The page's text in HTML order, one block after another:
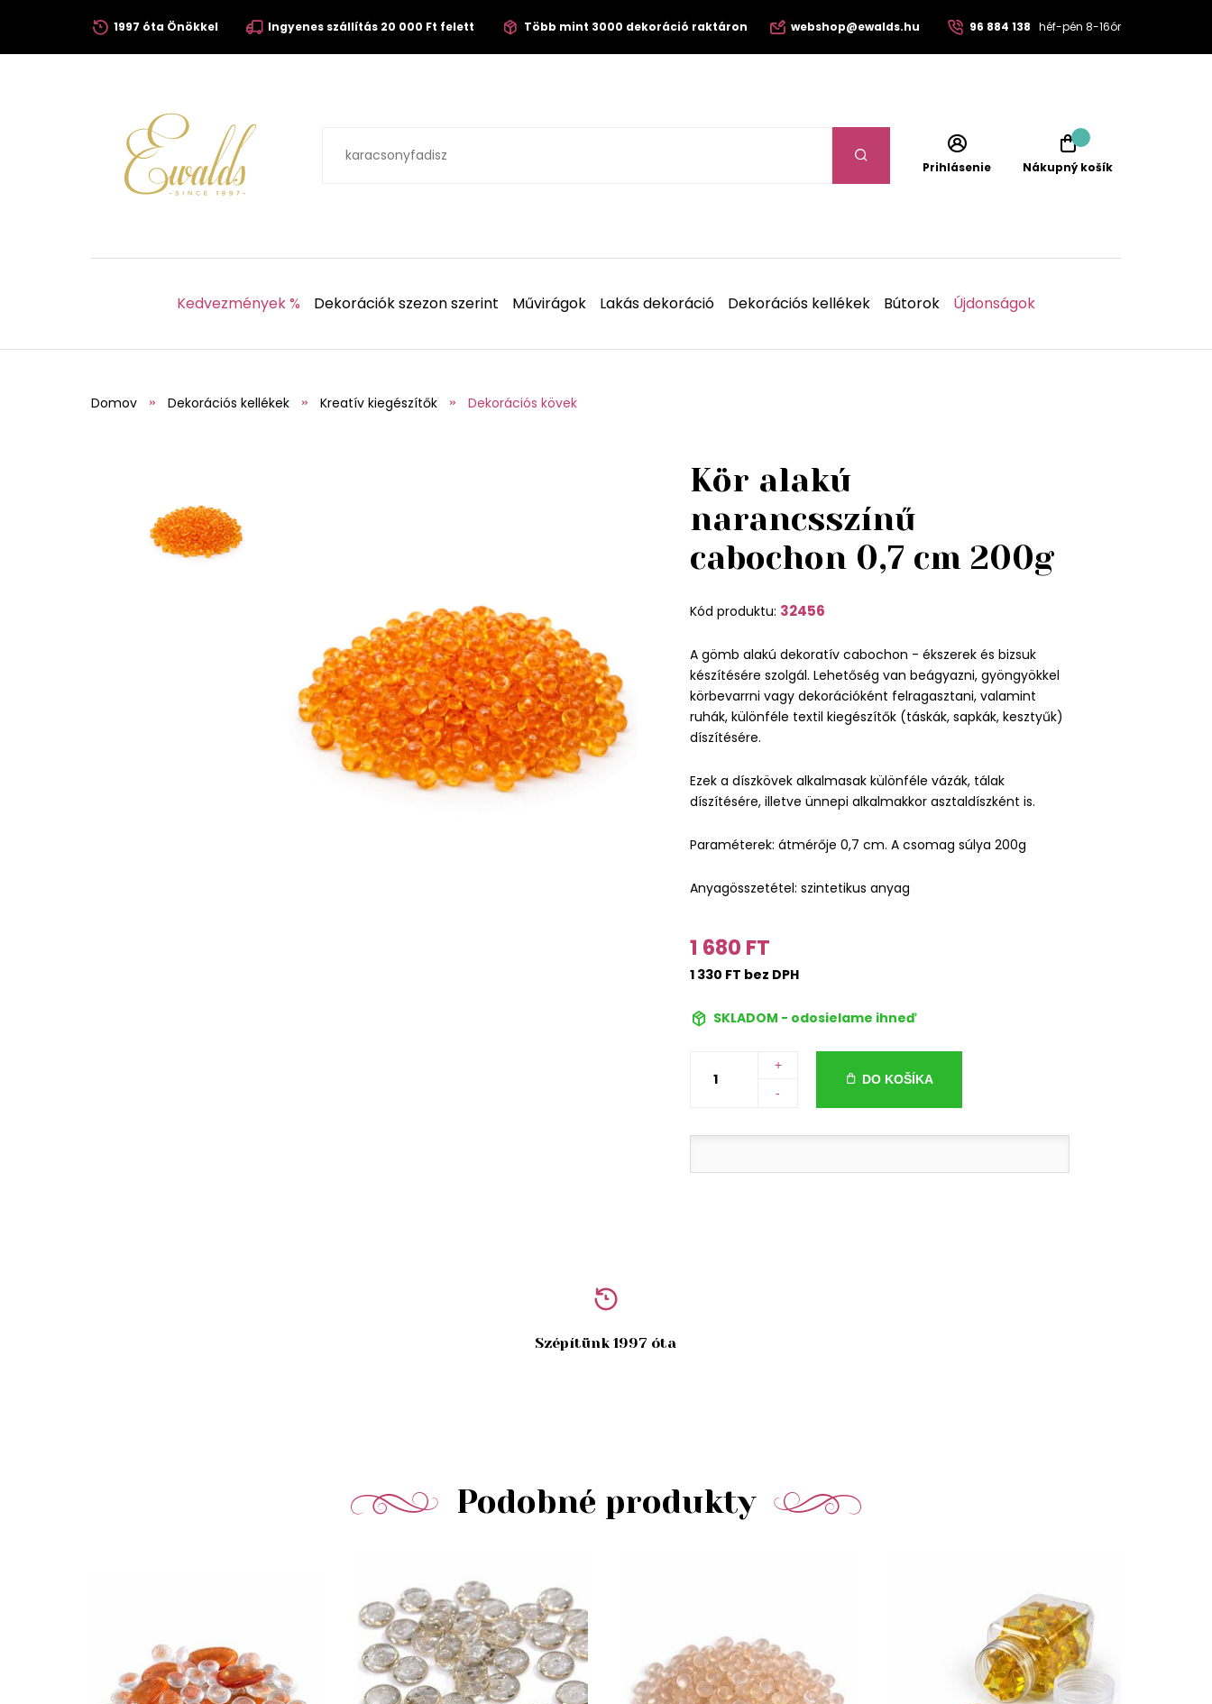
1997 óta Önökkel Ingyenes szállítás 20 000 Ft felett Több mint 3000 dekoráció raktáron webshop@ewalds.hu 96 884 138 héf-pén 8-16ór
Prihlásenie Nákupný košík
Kedvezmények % Dekorációk szezon szerint Művirágok Lakás dekoráció Dekorációs kellékek Bútorok Újdonságok
Domov Dekorációs kellékek Kreatív kiegészítők Dekorációs kövek
Kör alakú
narancsszínű
cabochon 0,7 cm 200g
Kód produktu: 32456
A gömb alakú dekoratív cabochon - ékszerek és bizsuk
készítésére szolgál. Lehetőség van beágyazni, gyöngyökkel
körbevarrni vagy dekorációként felragasztani, valamint
ruhák, különféle textil kiegészítők (táskák, sapkák, kesztyűk)
díszítésére.
Ezek a díszkövek alkalmasak különféle vázák, tálak
díszítésére, illetve ünnepi alkalmakkor asztaldíszként is.
Paraméterek: átmérője 0,7 cm. A csomag súlya 200g
Anyagösszetétel: szintetikus anyag
1 680 FT
1 330 FT bez DPH
SKLADOM - odosielame ihneď
+
-
DO KOŠÍKA
Szépítünk 1997 óta
Podobné produkty